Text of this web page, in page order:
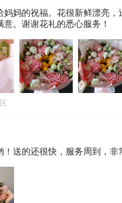
妈妈的祝福。花很新鲜漂亮，
意。谢谢花礼的悉心服务！
！送的还很快，服务周到，非